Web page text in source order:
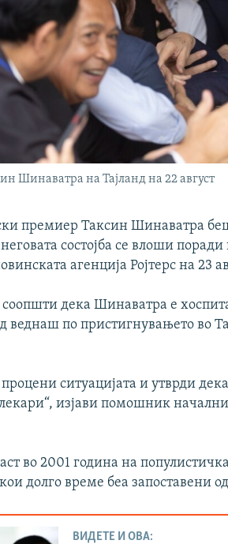
Шинаватра на Тајланд на 22 август
премиер Таксин Шинаватра
состојба се влоши
агенција Ројтерс на 23
соопшти дека Шинаватра е
веднаш по пристигнувањето во
процени ситуацијата и утврди
изјави помошник
во 2001 година на
долго време беа запоставени
ВИДЕТЕ И ОВА: